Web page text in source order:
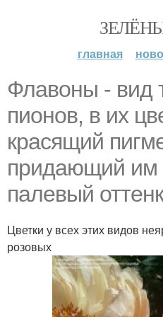
главная
Флавоны - вид
пионов, в их
красящий
придающий им
палевый
Цветки у всех этих видов
розовых